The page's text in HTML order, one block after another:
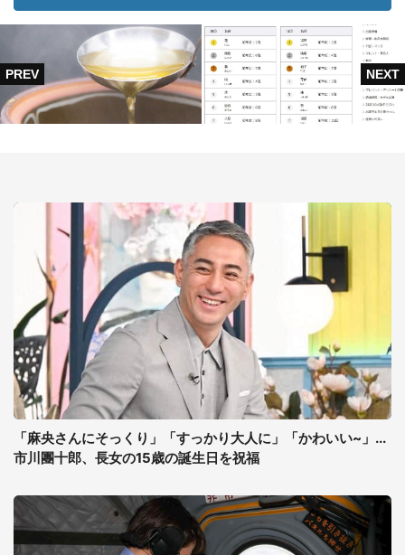
「麻央さんにそっくり」「すっかり大人に」「かわいい~」...
市川團十郎、長女の15歳の誕生日を祝福